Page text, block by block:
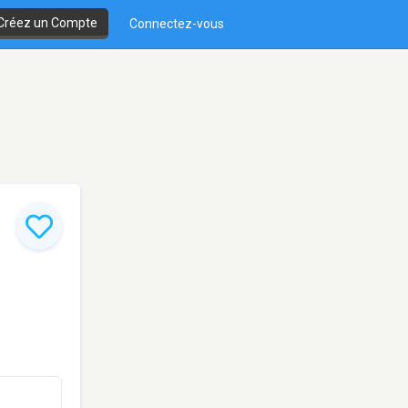
un Compte Connectez-vous